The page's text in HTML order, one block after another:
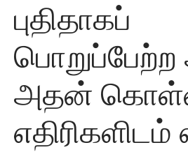
புதிதாகப்
அதன்
எதிரிகளிடம்